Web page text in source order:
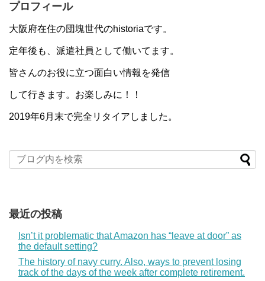
プロフィール
大阪府在住の団塊世代のhistoriaです。
定年後も、派遣社員として働いてます。
皆さんのお役に立つ面白い情報を発信
して行きます。お楽しみに！！
2019年6月末で完全リタイアしました。
最近の投稿
Isn’t it problematic that Amazon has “leave at door” as
the default setting?
The history of navy curry. Also, ways to prevent losing
track of the days of the week after complete retirement.